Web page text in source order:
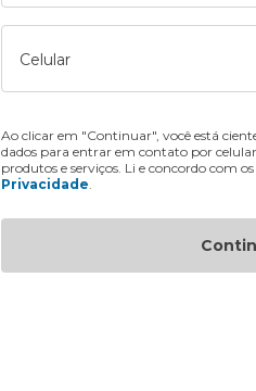
Celular
Ao clicar em "Continuar", você está
dados para entrar em contato por
produtos e serviços. Li e concordo com
Privacidade